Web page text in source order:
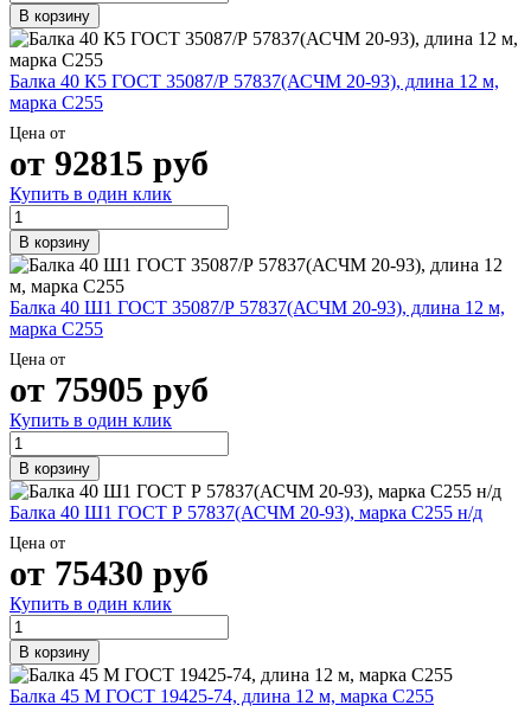
В корзину
Балка 40 К5 ГОСТ 35087/Р 57837(АСЧМ 20-93), длина 12 м,
марка С255
Цена от
от 92815 руб
Купить в один клик
В корзину
Балка 40 Ш1 ГОСТ 35087/Р 57837(АСЧМ 20-93), длина 12 м,
марка С255
Цена от
от 75905 руб
Купить в один клик
В корзину
Балка 40 Ш1 ГОСТ Р 57837(АСЧМ 20-93), марка С255 н/д
Цена от
от 75430 руб
Купить в один клик
В корзину
Балка 45 М ГОСТ 19425-74, длина 12 м, марка С255